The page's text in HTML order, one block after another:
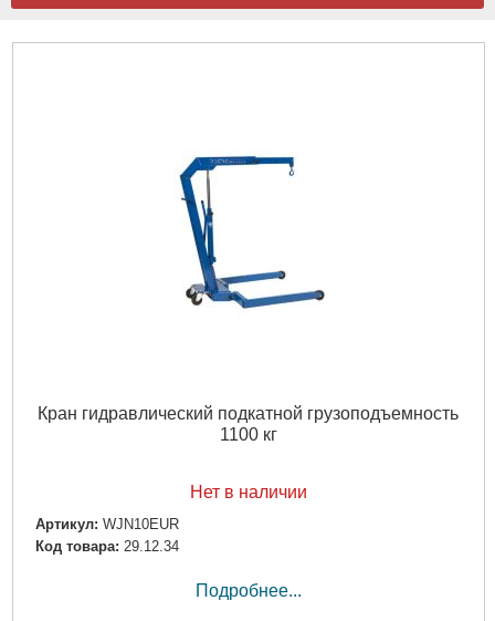
Кран гидравлический подкатной грузоподъемность
1100 кг
Нет в наличии
Артикул: WJN10EUR
Код товара: 29.12.34
Подробнее...